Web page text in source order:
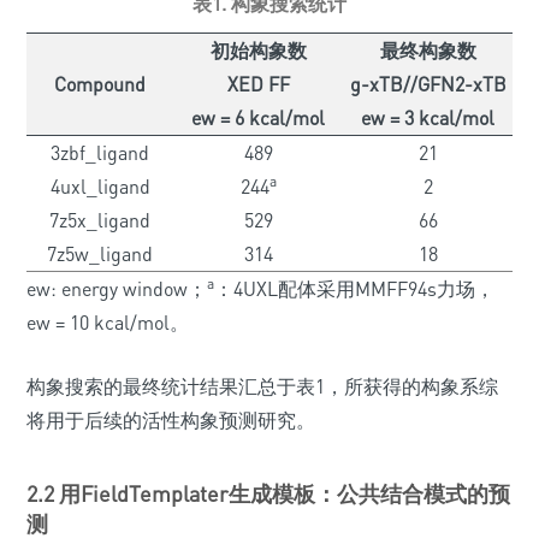
Compound
初始构象数
XED FF
ew = 6 kcal/mol
最终构象数
g-xTB//GFN2-xTB
ew = 3 kcal/mol
3zbf_ligand
489
21
4uxl_ligand
244a
2
7z5x_ligand
529
66
7z5w_ligand
314
18
ew: energy window； a ：4UXL配体采用MMFF94s力场，
ew = 10 kcal/mol。
构象搜索的最终统计结果汇总于表1，所获得的构象系综
将用于后续的活性构象预测研究。
2.2 用FieldTemplater生成模板：公共结合模式的预
测